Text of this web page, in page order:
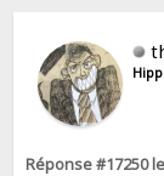
Réponse #17250